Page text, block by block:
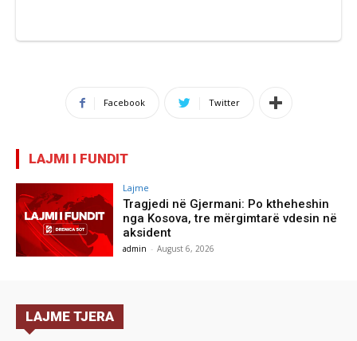
Facebook Twitter
LAJMI I FUNDIT
Lajme
Tragjedi në Gjermani: Po ktheheshin
nga Kosova, tre mërgimtarë vdesin në
aksident
admin - August 6, 2026
LAJME TJERA